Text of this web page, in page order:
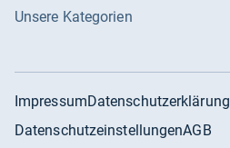
Unsere Kategorien
ImpressumDatenschutzerklärung
DatenschutzeinstellungenAGB